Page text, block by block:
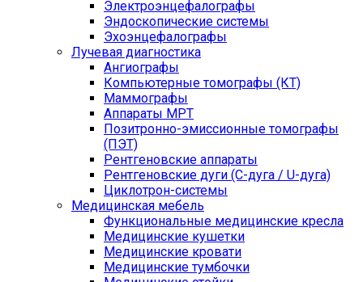
Электроэнцефалографы
Эндоскопические системы
Эхоэнцефалографы
Лучевая диагностика
Ангиографы
Компьютерные томографы (КТ)
Маммографы
Аппараты МРТ
Позитронно-эмиссионные томографы
(ПЭТ)
Рентгеновские аппараты
Рентгеновские дуги (С-дуга / U-дуга)
Циклотрон-системы
Медицинская мебель
Функциональные медицинские кресла
Медицинские кушетки
Медицинские кровати
Медицинские тумбочки